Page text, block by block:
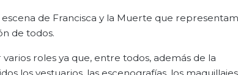
de Francisca y la Muerte que
de todos.
roles ya que, entre todos, además de la